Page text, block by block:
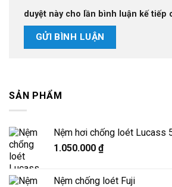
duyệt này cho lần bình luận kế tiếp
SẢN PHẨM
Nệm hơi chống loét Lucass
1.050.000 ₫
Nệm chống loét Fuji